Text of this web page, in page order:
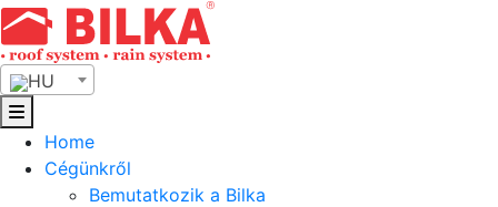
Skip
to
content
HU
Home
Cégünkről
Bemutatkozik a Bilka